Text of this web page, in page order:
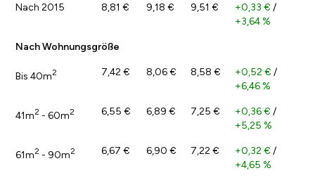
Nach 2015 8,81 € 9,18 € 9,51 € +0,33 € /
+3,64 %
Nach Wohnungsgröße
Bis 40m2 7,42 € 8,06 € 8,58 € +0,52 € /
+6,46 %
41m2 - 60m2 6,55 € 6,89 € 7,25 € +0,36 € /
+5,25 %
61m2 - 90m2 6,67 € 6,90 € 7,22 € +0,32 € /
+4,65 %